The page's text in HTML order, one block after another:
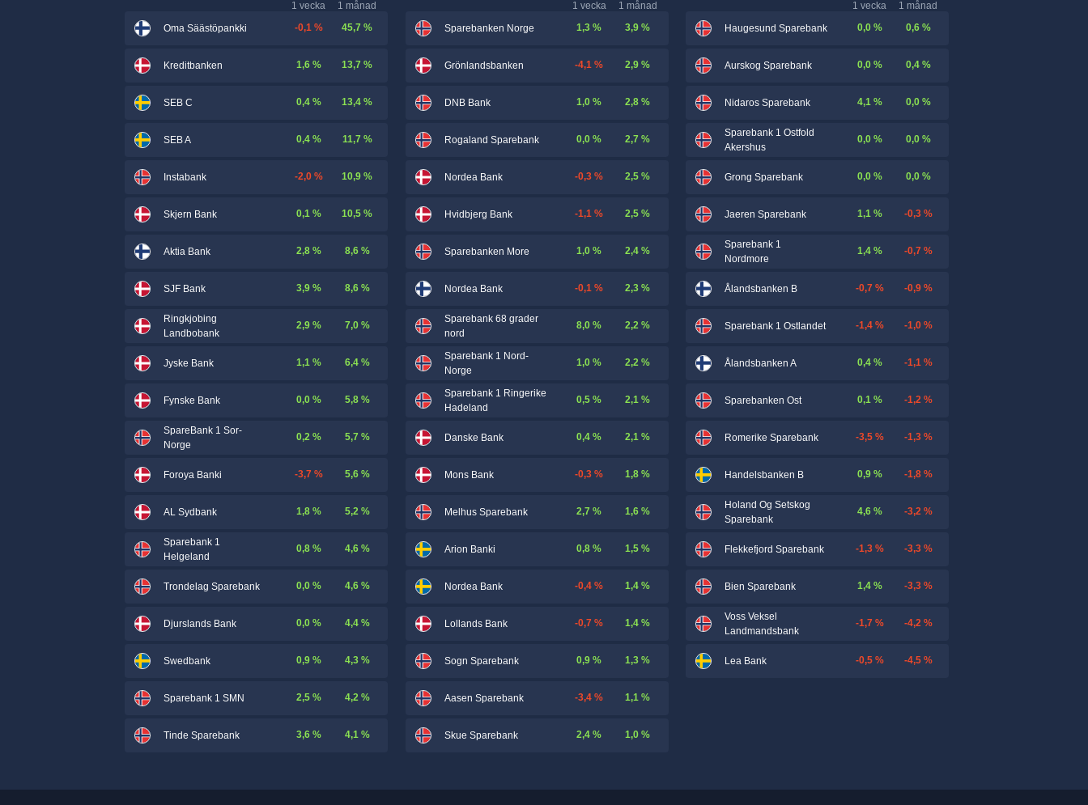
1 vecka
1 månad
Oma Säästöpankki
-0,1 % 45,7 %
Kreditbanken 1,6 % 13,7 %
SEB C 0,4 % 13,4 %
SEB A 0,4 % 11,7 %
Instabank -2,0 % 10,9 %
Skjern Bank 0,1 % 10,5 %
Aktia Bank 2,8 % 8,6 %
SJF Bank 3,9 % 8,6 %
Ringkjobing
Landbobank
2,9 % 7,0 %
Jyske Bank 1,1 % 6,4 %
Fynske Bank 0,0 % 5,8 %
SpareBank 1 Sor-
Norge
0,2 % 5,7 %
Foroya Banki -3,7 % 5,6 %
AL Sydbank 1,8 % 5,2 %
Sparebank 1
Helgeland
0,8 % 4,6 %
Trondelag Sparebank 0,0 % 4,6 %
Djurslands Bank 0,0 % 4,4 %
Swedbank 0,9 % 4,3 %
Sparebank 1 SMN 2,5 % 4,2 %
Tinde Sparebank 3,6 % 4,1 %
1 vecka
1 månad
Sparebanken Norge
1,3 % 3,9 %
Grönlandsbanken -4,1 % 2,9 %
DNB Bank 1,0 % 2,8 %
Rogaland Sparebank 0,0 % 2,7 %
Nordea Bank -0,3 % 2,5 %
Hvidbjerg Bank -1,1 % 2,5 %
Sparebanken More 1,0 % 2,4 %
Nordea Bank -0,1 % 2,3 %
Sparebank 68 grader
nord
8,0 % 2,2 %
Sparebank 1 Nord-
Norge
1,0 % 2,2 %
Sparebank 1 Ringerike
Hadeland
0,5 % 2,1 %
Danske Bank 0,4 % 2,1 %
Mons Bank -0,3 % 1,8 %
Melhus Sparebank 2,7 % 1,6 %
Arion Banki 0,8 % 1,5 %
Nordea Bank -0,4 % 1,4 %
Lollands Bank -0,7 % 1,4 %
Sogn Sparebank 0,9 % 1,3 %
Aasen Sparebank -3,4 % 1,1 %
Skue Sparebank 2,4 % 1,0 %
1 vecka
1 månad
Haugesund Sparebank
0,0 % 0,6 %
Aurskog Sparebank 0,0 % 0,4 %
Nidaros Sparebank 4,1 % 0,0 %
Sparebank 1 Ostfold
Akershus
0,0 % 0,0 %
Grong Sparebank 0,0 % 0,0 %
Jaeren Sparebank 1,1 % -0,3 %
Sparebank 1
Nordmore
1,4 % -0,7 %
Ålandsbanken B -0,7 % -0,9 %
Sparebank 1 Ostlandet -1,4 % -1,0 %
Ålandsbanken A 0,4 % -1,1 %
Sparebanken Ost 0,1 % -1,2 %
Romerike Sparebank -3,5 % -1,3 %
Handelsbanken B 0,9 % -1,8 %
Holand Og Setskog
Sparebank
4,6 % -3,2 %
Flekkefjord Sparebank -1,3 % -3,3 %
Bien Sparebank 1,4 % -3,3 %
Voss Veksel
Landmandsbank
-1,7 % -4,2 %
Lea Bank -0,5 % -4,5 %